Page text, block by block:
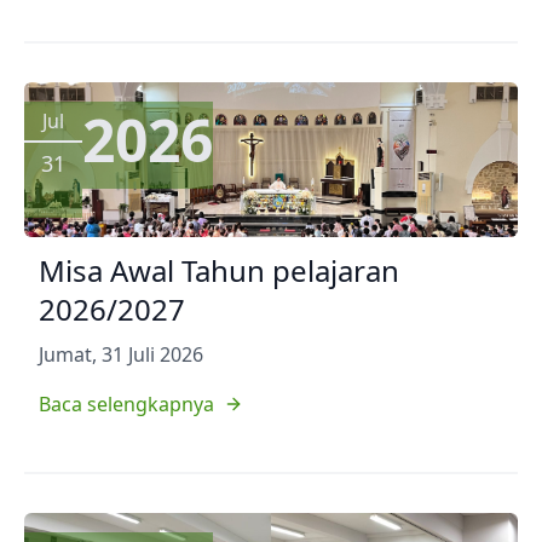
Jul
31 2026
Misa Awal Tahun pelajaran
2026/2027
Jumat, 31 Juli 2026
Baca selengkapnya